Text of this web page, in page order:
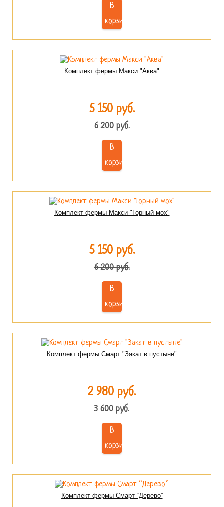
В
корзину
Комплект фермы Макси "Аква"
5 150 руб.
6 200 руб.
В
корзину
Комплект фермы Макси "Горный мох"
5 150 руб.
6 200 руб.
В
корзину
Комплект фермы Смарт "Закат в пустыне"
2 980 руб.
3 600 руб.
В
корзину
Комплект фермы Смарт “Дерево”